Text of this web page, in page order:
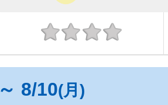
～ 8/10(月)